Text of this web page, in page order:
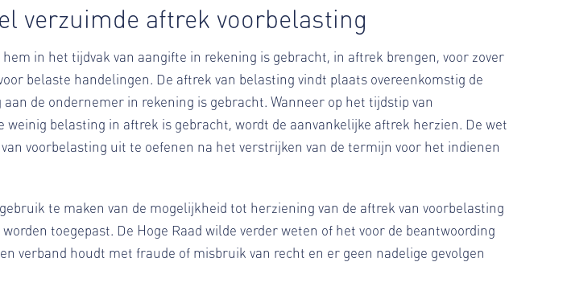
verzuimde aftrek voorbelasting
in het tijdvak van aangifte in rekening is gebracht, in aftrek brengen, voor zover
belaste handelingen. De aftrek van belasting vindt plaats overeenkomstig de
de ondernemer in rekening is gebracht. Wanneer op het tijdstip van
belasting in aftrek is gebracht, wordt de aanvankelijke aftrek herzien. De wet
voorbelasting uit te oefenen na het verstrijken van de termijn voor het indienen
te maken van de mogelijkheid tot herziening van de aftrek van voorbelasting
toegepast. De Hoge Raad wilde verder weten of het voor de beantwoording
verband houdt met fraude of misbruik van recht en er geen nadelige gevolgen